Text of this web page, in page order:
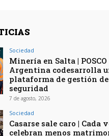
Sociedad
Minería en Salta | POSCO
Argentina codesarrolla
plataforma de gestión de
seguridad
7 de agosto, 2026
Sociedad
Casarse sale caro | Cada
celebran menos